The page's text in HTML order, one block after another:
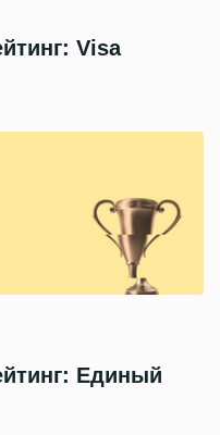
Visa
Единый